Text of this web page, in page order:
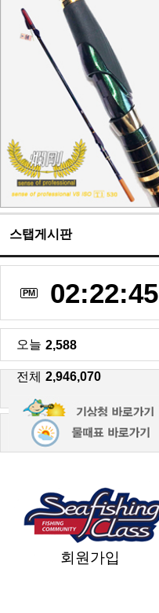
스탭게시판
PM 02:22:46
오늘 2,588
전체 2,946,070
회원가입